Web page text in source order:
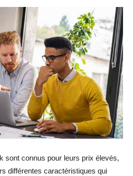
sont connus pour leurs prix élevés,
différentes caractéristiques qui